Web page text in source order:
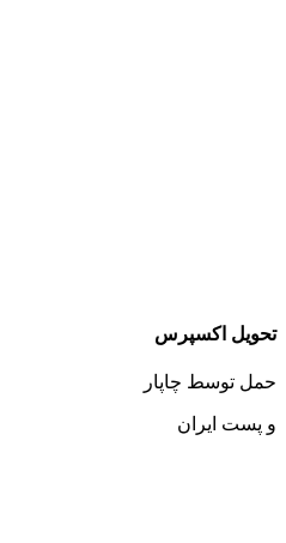
تحویل اکسپرس
حمل توسط چاپار
و پست ایران